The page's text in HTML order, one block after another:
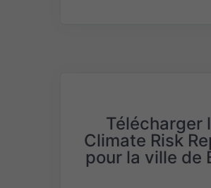
Télécharger
Climate Risk
pour la ville de